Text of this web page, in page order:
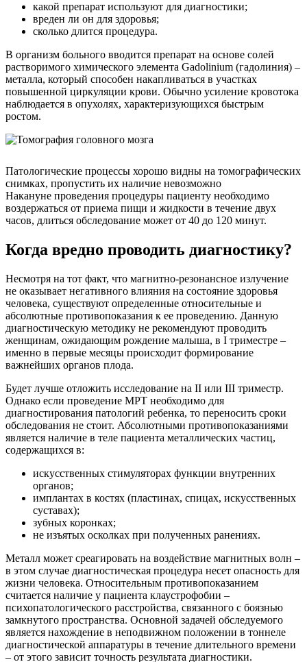
какой препарат используют для диагностики;
вреден ли он для здоровья;
сколько длится процедура.
В организм больного вводится препарат на основе солей
растворимого химического элемента Gadolinium (гадолиния) –
металла, который способен накапливаться в участках
повышенной циркуляции крови. Обычно усиление кровотока
наблюдается в опухолях, характеризующихся быстрым
ростом.
Патологические процессы хорошо видны на томографических
снимках, пропустить их наличие невозможно
Накануне проведения процедуры пациенту необходимо
воздержаться от приема пищи и жидкости в течение двух
часов, длиться обследование может от 40 до 120 минут.
Когда вредно проводить диагностику?
Несмотря на тот факт, что магнитно-резонансное излучение
не оказывает негативного влияния на состояние здоровья
человека, существуют определенные относительные и
абсолютные противопоказания к ее проведению. Данную
диагностическую методику не рекомендуют проводить
женщинам, ожидающим рождение малыша, в I триместре –
именно в первые месяцы происходит формирование
важнейших органов плода.
Будет лучше отложить исследование на II или III триместр.
Однако если проведение МРТ необходимо для
диагностирования патологий ребенка, то переносить сроки
обследования не стоит. Абсолютными противопоказаниями
является наличие в теле пациента металлических частиц,
содержащихся в:
искусственных стимуляторах функции внутренних
органов;
имплантах в костях (пластинах, спицах, искусственных
суставах);
зубных коронках;
не изъятых осколках при полученных ранениях.
Металл может среагировать на воздействие магнитных волн –
в этом случае диагностическая процедура несет опасность для
жизни человека. Относительным противопоказанием
считается наличие у пациента клаустрофобии –
психопатологического расстройства, связанного с боязнью
замкнутого пространства. Основной задачей обследуемого
является нахождение в неподвижном положении в тоннеле
диагностической аппаратуры в течение длительного времени
– от этого зависит точность результата диагностики.